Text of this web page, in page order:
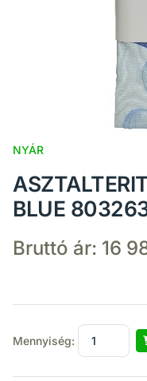
NYÁR
BLUE
Bruttó ár: 16
Mennyiség: